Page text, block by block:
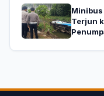
Minibus
Terjun